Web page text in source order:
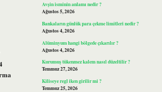
Avşin isminin anlamı nedir ?
Ağustos 5, 2026
Bankaların günlük para çekme limitleri nedir ?
Ağustos 4, 2026
Alüminyum hangi bölgede çıkarılır ?
Ağustos 4, 2026
Kurumuş tükenmez kalem nasıl düzeltilir ?
Temmuz 27, 2026
Kiliseye regl iken girilir mi ?
Temmuz 25, 2026